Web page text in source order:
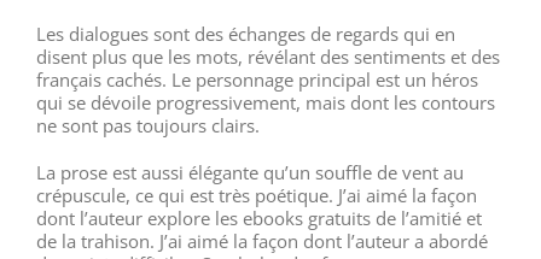
Les dialogues sont des échanges de regards qui en
disent plus que les mots, révélant des sentiments et des
français cachés. Le personnage principal est un héros
qui se dévoile progressivement, mais dont les contours
ne sont pas toujours clairs.
La prose est aussi élégante qu’un souffle de vent au
crépuscule, ce qui est très poétique. J’ai aimé la façon
dont l’auteur explore les ebooks gratuits de l’amitié et
de la trahison. J’ai aimé la façon dont l’auteur a abordé